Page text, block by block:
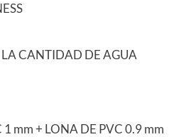
LA CANTIDAD DE AGUA
mm + LONA DE PVC 0.9 mm